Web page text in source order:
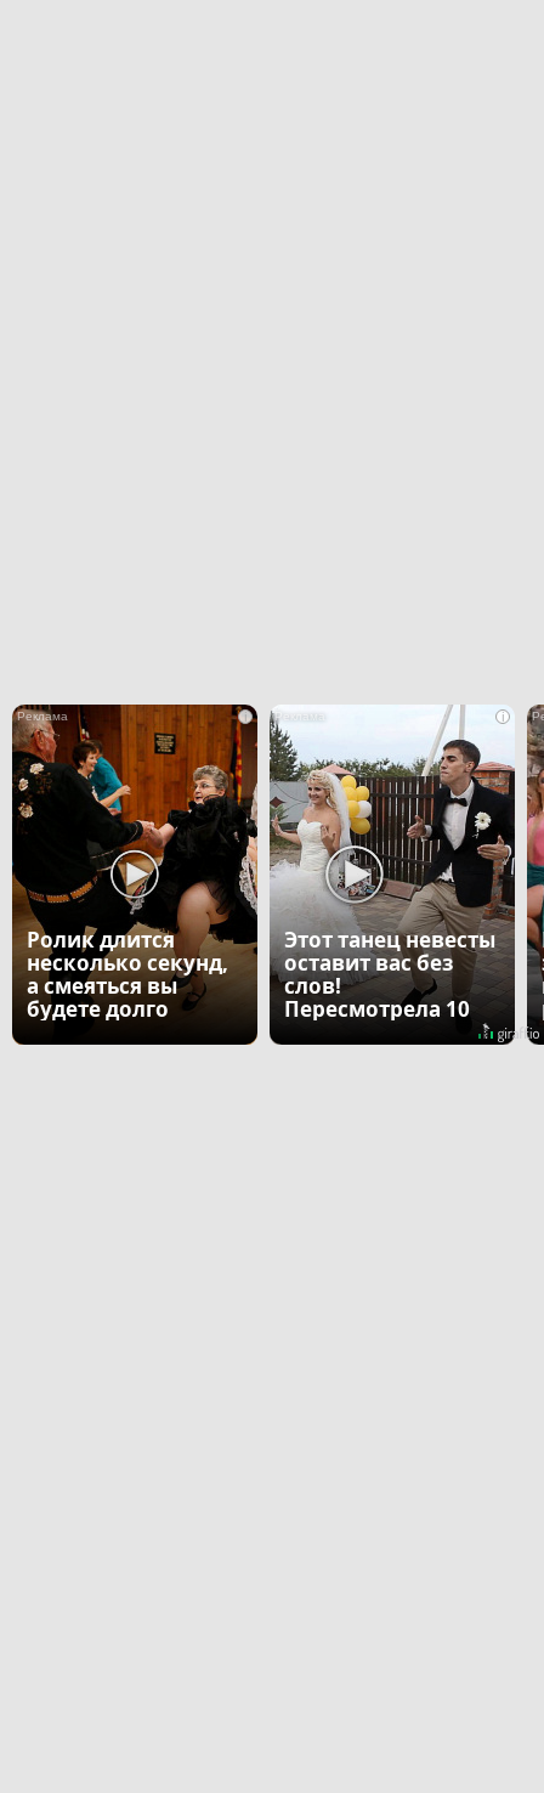
i
Ролик длится
несколько секунд,
а смеяться вы
будете долго
i
Этот танец невесты
оставит вас без
слов!
Пересмотрела 10